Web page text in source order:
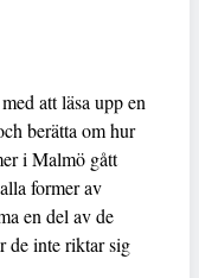
att läsa upp en
berätta om hur
i Malmö gått
former av
en del av de
de inte riktar sig